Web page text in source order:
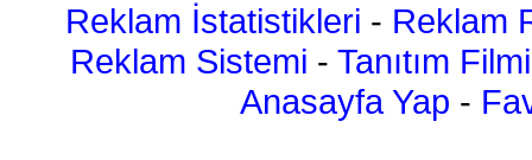
Reklam İstatistikleri - Reklam
Reklam Sistemi - Tanıtım Filmi
Anasayfa Yap -